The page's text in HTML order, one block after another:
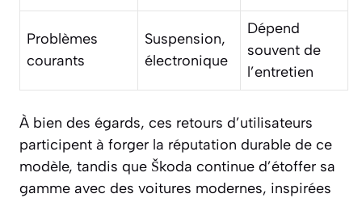
Problèmes
courants
Suspension,
électronique
Dépend
souvent de
l’entretien
À bien des égards, ces retours d’utilisateurs
participent à forger la réputation durable de ce
modèle, tandis que Škoda continue d’étoffer sa
gamme avec des voitures modernes, inspirées